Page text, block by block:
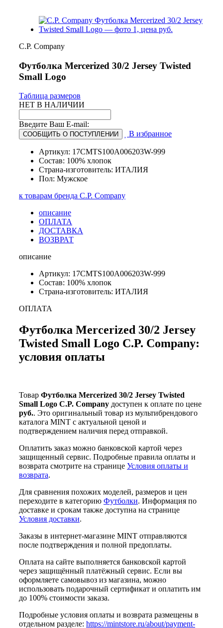
C.P. Company
Футболка Mercerized 30/2 Jersey Twisted
Small Logo
Таблица размеров
НЕТ В НАЛИЧИИ
Введите Ваш E-mail:
СООБЩИТЬ О ПОСТУПЛЕНИИ В избранное
Артикул: 17CMTS100A006203W-999
Состав: 100% хлопок
Страна-изготовитель: ИТАЛИЯ
Пол: Мужское
к товарам бренда C.P. Company
описание
ОПЛАТА
ДОСТАВКА
ВОЗВРАТ
описание
Артикул: 17CMTS100A006203W-999
Состав: 100% хлопок
Страна-изготовитель: ИТАЛИЯ
ОПЛАТА
Футболка Mercerized 30/2 Jersey
Twisted Small Logo C.P. Company:
условия оплаты
Товар Футболка Mercerized 30/2 Jersey Twisted
Small Logo C.P. Company доступен к оплате по цене
руб.. Это оригинальный товар из мультибрендового
каталога MINT с актуальной ценой и
подтверждением наличия перед отправкой.
Оплатить заказ можно банковской картой через
защищенный сервис. Подробные правила оплаты и
возврата смотрите на странице Условия оплаты и
возврата.
Для сравнения похожих моделей, размеров и цен
переходите в категорию Футболки. Информация по
доставке и срокам также доступна на странице
Условия доставки.
Заказы в интернет-магазине MINT отправляются
после подтверждения и полной предоплаты.
Оплата на сайте выполняется банковской картой
через защищённый платёжный сервис. Если вы
оформляете самовывоз из магазина, можно
использовать подарочный сертификат и оплатить им
до 100% стоимости заказа.
Подробные условия оплаты и возврата размещены в
отдельном разделе: https://mintstore.ru/about/payment-